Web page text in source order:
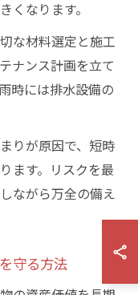
くなります。
な材料選定と施工
ナンス計画を立て
時には排水設備の
りが原因で、短時
ます。リスクを最
ながら万全の備え
守る方法